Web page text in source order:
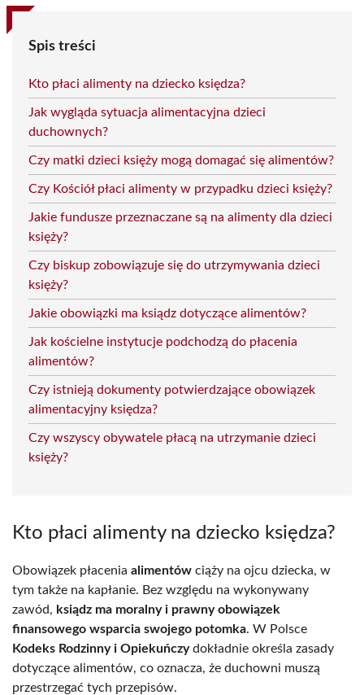
Spis treści
Kto płaci alimenty na dziecko księdza?
Jak wygląda sytuacja alimentacyjna dzieci
duchownych?
Czy matki dzieci księży mogą domagać się alimentów?
Czy Kościół płaci alimenty w przypadku dzieci księży?
Jakie fundusze przeznaczane są na alimenty dla dzieci
księży?
Czy biskup zobowiązuje się do utrzymywania dzieci
księży?
Jakie obowiązki ma ksiądz dotyczące alimentów?
Jak kościelne instytucje podchodzą do płacenia
alimentów?
Czy istnieją dokumenty potwierdzające obowiązek
alimentacyjny księdza?
Czy wszyscy obywatele płacą na utrzymanie dzieci
księży?
Kto płaci alimenty na dziecko księdza?
Obowiązek płacenia alimentów ciąży na ojcu dziecka, w
tym także na kapłanie. Bez względu na wykonywany
zawód, ksiądz ma moralny i prawny obowiązek
finansowego wsparcia swojego potomka. W Polsce
Kodeks Rodzinny i Opiekuńczydokładnie określa zasady
dotyczące alimentów, co oznacza, że duchowni muszą
przestrzegać tych przepisów.